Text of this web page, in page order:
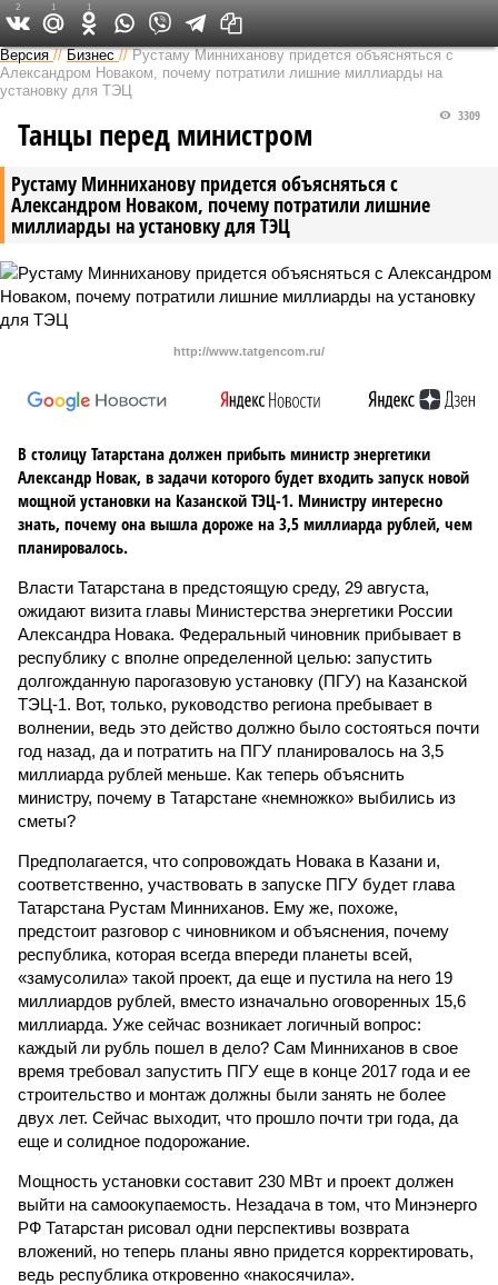
Версия в Татарстане
Версия //Бизнес //Рустаму Минниханову придется объясняться с
Александром Новаком, почему потратили лишние миллиарды на
установку для ТЭЦ
Рустаму Минниханову придется объясняться с
Александром Новаком, почему потратили лишние
миллиарды на установку для ТЭЦ
3309
Танцы перед министром
http://www.tatgencom.ru/
В столицу Татарстана должен прибыть министр энергетики
Александр Новак, в задачи которого будет входить запуск новой
мощной установки на Казанской ТЭЦ-1. Министру интересно
знать, почему она вышла дороже на 3,5 миллиарда рублей, чем
планировалось.
Власти Татарстана в предстоящую среду, 29 августа,
ожидают визита главы Министерства энергетики России
Александра Новака. Федеральный чиновник прибывает в
республику с вполне определенной целью: запустить
долгожданную парогазовую установку (ПГУ) на Казанской
ТЭЦ-1. Вот, только, руководство региона пребывает в
волнении, ведь это действо должно было состояться почти
год назад, да и потратить на ПГУ планировалось на 3,5
миллиарда рублей меньше. Как теперь объяснить
министру, почему в Татарстане «немножко» выбились из
сметы?
Предполагается, что сопровождать Новака в Казани и,
соответственно, участвовать в запуске ПГУ будет глава
Татарстана Рустам Минниханов. Ему же, похоже,
предстоит разговор с чиновником и объяснения, почему
республика, которая всегда впереди планеты всей,
«замусолила» такой проект, да еще и пустила на него 19
миллиардов рублей, вместо изначально оговоренных 15,6
миллиарда. Уже сейчас возникает логичный вопрос:
каждый ли рубль пошел в дело? Сам Минниханов в свое
время требовал запустить ПГУ еще в конце 2017 года и ее
строительство и монтаж должны были занять не более
двух лет. Сейчас выходит, что прошло почти три года, да
еще и солидное подорожание.
Мощность установки составит 230 МВт и проект должен
выйти на самоокупаемость. Незадача в том, что Минэнерго
РФ Татарстан рисовал одни перспективы возврата
вложений, но теперь планы явно придется корректировать,
ведь республика откровенно «накосячила».
2 1 1